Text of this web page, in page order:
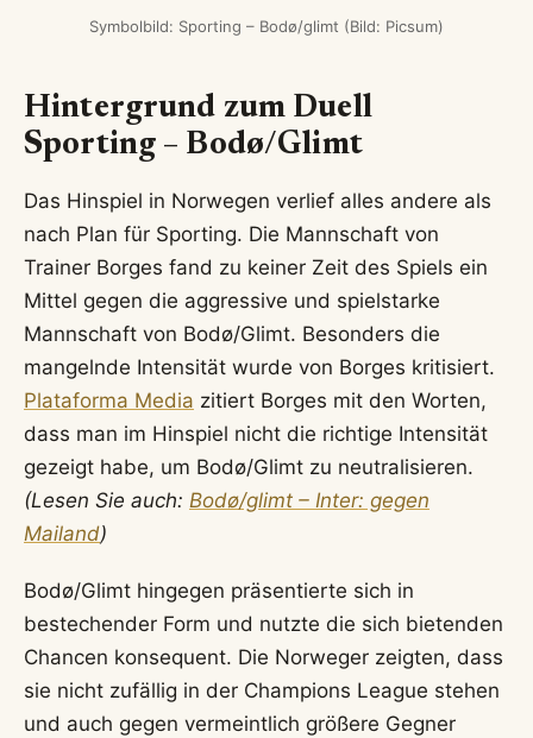
Symbolbild: Sporting – Bodø/glimt (Bild: Picsum)
Hintergrund zum Duell
Sporting – Bodø/Glimt
Das Hinspiel in Norwegen verlief alles andere als
nach Plan für Sporting. Die Mannschaft von
Trainer Borges fand zu keiner Zeit des Spiels ein
Mittel gegen die aggressive und spielstarke
Mannschaft von Bodø/Glimt. Besonders die
mangelnde Intensität wurde von Borges kritisiert.
Plataforma Media zitiert Borges mit den Worten,
dass man im Hinspiel nicht die richtige Intensität
gezeigt habe, um Bodø/Glimt zu neutralisieren.
(Lesen Sie auch: Bodø/glimt – Inter: gegen
Mailand)
Bodø/Glimt hingegen präsentierte sich in
bestechender Form und nutzte die sich bietenden
Chancen konsequent. Die Norweger zeigten, dass
sie nicht zufällig in der Champions League stehen
und auch gegen vermeintlich größere Gegner